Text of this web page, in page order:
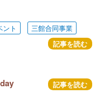
ント 三館合同事業
記事を読む
記事を読む